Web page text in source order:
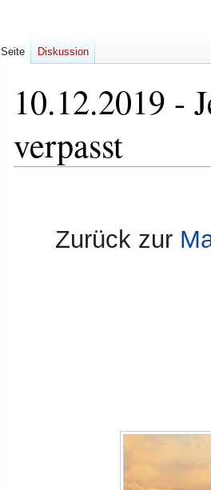
10.12.2019 -
verpasst
Zurück zur
Seite Diskussion